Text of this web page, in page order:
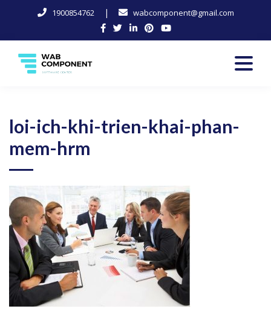
1900854762 | wabcomponent@gmail.com
content
loi-ich-khi-trien-khai-phan-
mem-hrm